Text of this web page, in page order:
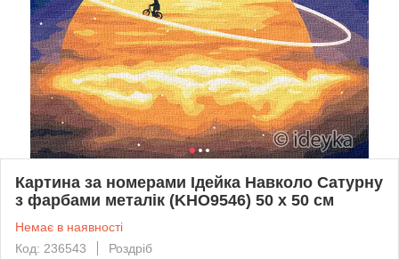
Картина за номерами Ідейка Навколо Сатурну
з фарбами металiк (KHO9546) 50 х 50 см
Немає в наявності
Код: 236543
Роздріб